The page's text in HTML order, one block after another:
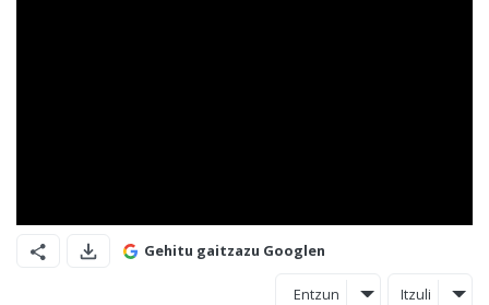
Gehitu gaitzazu Googlen
Entzun Itzuli